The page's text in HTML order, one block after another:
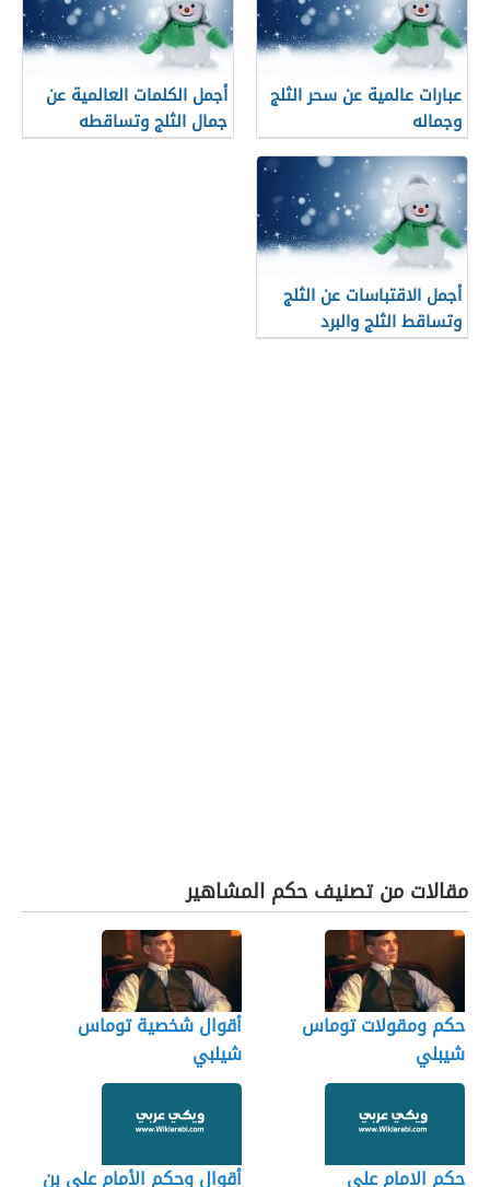
عبارات عالمية عن سحر الثلج
وجماله
أجمل الكلمات العالمية عن
جمال الثلج وتساقطه
أجمل الاقتباسات عن الثلج
وتساقط الثلج والبرد
مقالات من تصنيف حكم المشاهير
حكم ومقولات توماس
شيبلي
أقوال شخصية توماس
شيلبي
حكم الامام علي
أقوال وحكم الأمام علي بن